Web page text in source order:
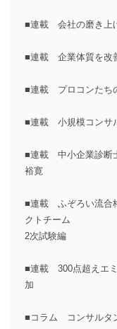
■連載 会社の磨き上
■連載 企業体質を改
■連載 プロコンたち
■連載 小規模コンサ
■連載 中小企業診断
裕寛
■連載 ふぞろい流合
クトチーム
2次試験編
■連載 300点超えエ
加
■コラム コンサルタ